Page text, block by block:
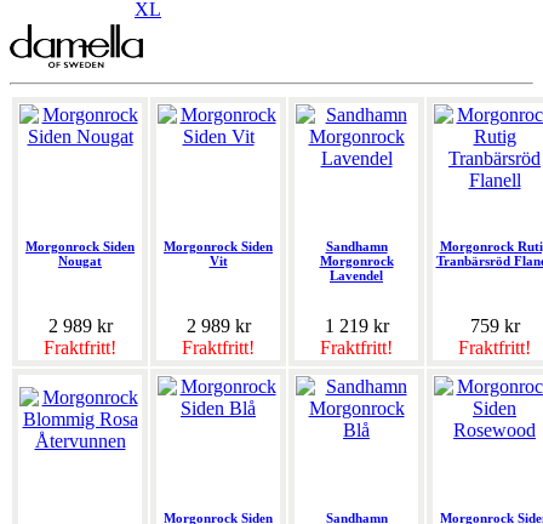
XL
Morgonrock Siden
Nougat
2 989 kr
Fraktfritt!
Morgonrock Siden
Vit
2 989 kr
Fraktfritt!
Sandhamn
Morgonrock
Lavendel
1 219 kr
Fraktfritt!
Morgonrock
Tranbärsröd
759 kr
Fraktfritt!
Morgonrock Siden
Sandhamn
Morgonrock